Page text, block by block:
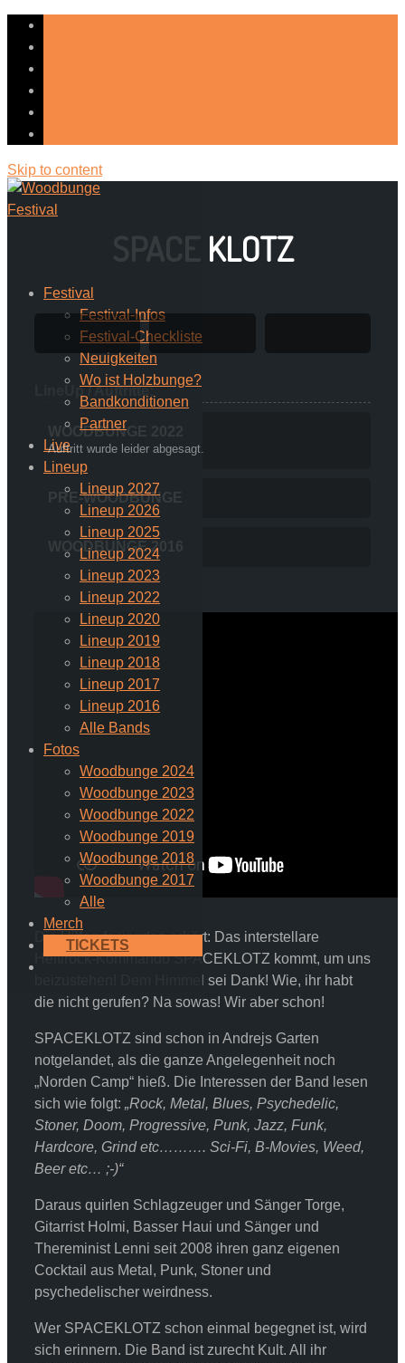
Skip to content
Festival
Festival-Infos
Festival-Checkliste
Neuigkeiten
Wo ist Holzbunge?
Bandkonditionen
Partner
Live
Lineup
Lineup 2027
Lineup 2026
Lineup 2025
Lineup 2024
Lineup 2023
Lineup 2022
Lineup 2020
Lineup 2019
Lineup 2018
Lineup 2017
Lineup 2016
Alle Bands
Fotos
Woodbunge 2024
Woodbunge 2023
Woodbunge 2022
Woodbunge 2019
Woodbunge 2018
Woodbunge 2017
Alle
Merch
TICKETS
SPACE KLOTZ
LineUp / Auftritte:
WOODBUNGE 2022
Auftritt wurde leider abgesagt.
PRE-WOODBUNGE
WOODBUNGE 2016
Die Hilferufe wurden erhört: Das interstellare
Heftirock-Kommando SPACEKLOTZ kommt, um uns
beizustehen! Dem Himmel sei Dank! Wie, ihr habt
die nicht gerufen? Na sowas! Wir aber schon!
SPACEKLOTZ sind schon in Andrejs Garten
notgelandet, als die ganze Angelegenheit noch
„Norden Camp“ hieß. Die Interessen der Band lesen
sich wie folgt: „Rock, Metal, Blues, Psychedelic,
Stoner, Doom, Progressive, Punk, Jazz, Funk,
Hardcore, Grind etc………. Sci-Fi, B-Movies, Weed,
Beer etc… ;-)“
Daraus quirlen Schlagzeuger und Sänger Torge,
Gitarrist Holmi, Basser Haui und Sänger und
Thereminist Lenni seit 2008 ihren ganz eigenen
Cocktail aus Metal, Punk, Stoner und
psychedelischer weirdness.
Wer SPACEKLOTZ schon einmal begegnet ist, wird
sich erinnern. Die Band ist zurecht Kult. All ihr